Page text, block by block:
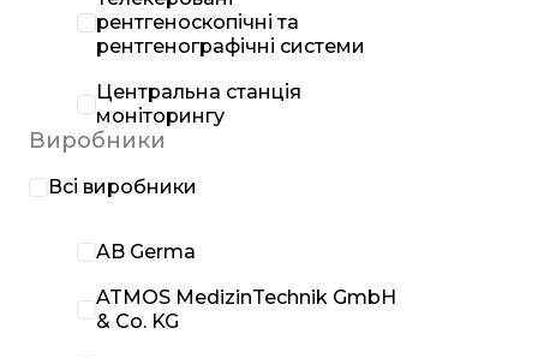
рентгеноскопічні та
рентгенографічні системи
Центральна станція
моніторингу
Виробники
Всі виробники
AB Germa
ATMOS MedizinTechnik GmbH
& Co. KG